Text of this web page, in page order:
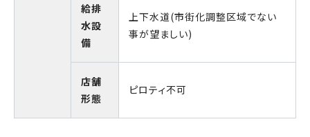
給排
水設
備
上下水道(市街化調整区域でない
事が望ましい)
店舗
形態
ピロティ不可